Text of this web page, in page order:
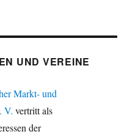
UND VEREINE
Markt- und
V. vertritt als
der